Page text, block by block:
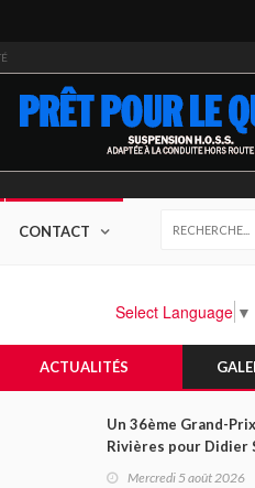
CONTACT
Select Language ▼
ACTUALITÉS
Un 36ème Grand-
Rivières pour Didier
et une première en
Mercredi 5 août 2026